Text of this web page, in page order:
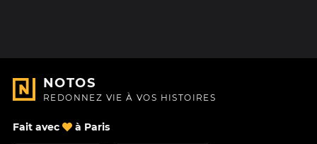
NOTOS
REDONNEZ VIE À VOS HISTOIRES
Fait avec à Paris